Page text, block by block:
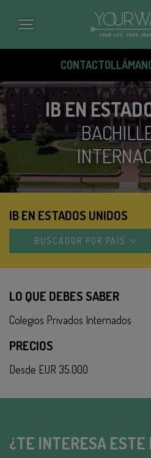
principal
CONTACTO
IB EN
IB EN ESTADOS UNIDOS
BUSCADOR POR PAÍS
LO QUE DEBES SABER
Colegios Privados Internados
PRECIOS
Desde EUR 35.000
¿TE INTERESA ESTE